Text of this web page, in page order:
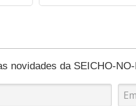
novidades da SEICHO-